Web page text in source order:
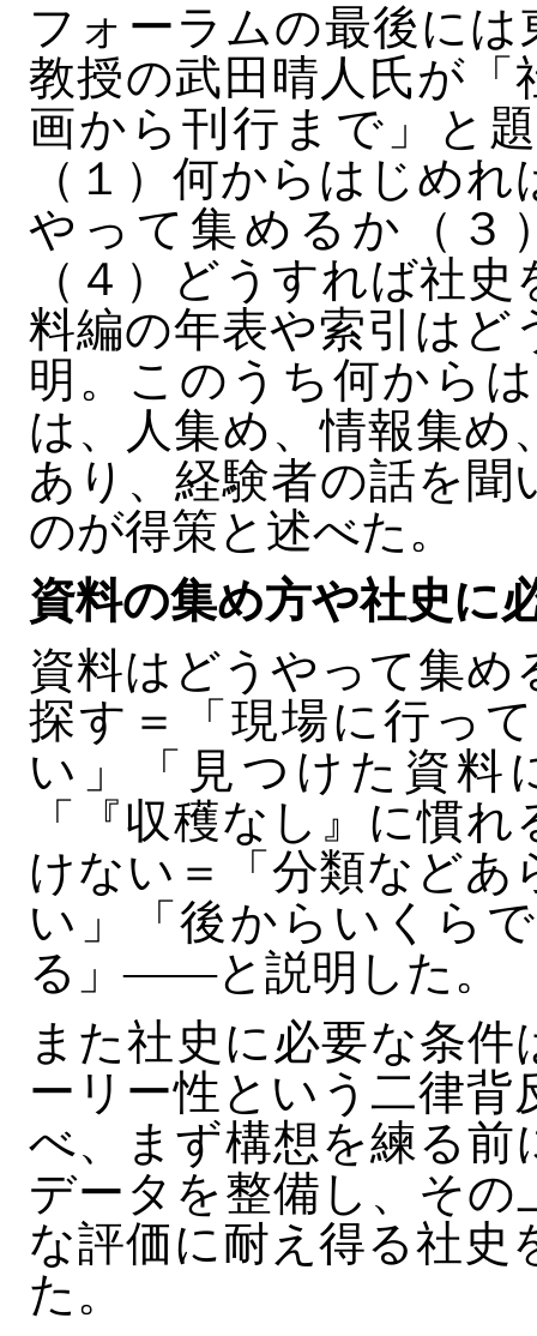
フォーラムの最後に
教授の武田晴人氏が
画から刊行まで」と
（１）何からはじめ
やって集めるか（３
（４）どうすれば社
料編の年表や索引は
明。このうち何から
は、人集め、情報集
あり、経験者の話を
のが得策と述べた。
資料の集め方や社史に
資料はどうやって集
探す＝「現場に行っ
い」「見つけた資料
「『収穫なし』に慣
けない＝「分類など
い」「後からいくら
る」――と説明した。
また社史に必要な条
ーリー性という二律
べ、まず構想を練る前
データを整備し、そ
な評価に耐え得る社
た。